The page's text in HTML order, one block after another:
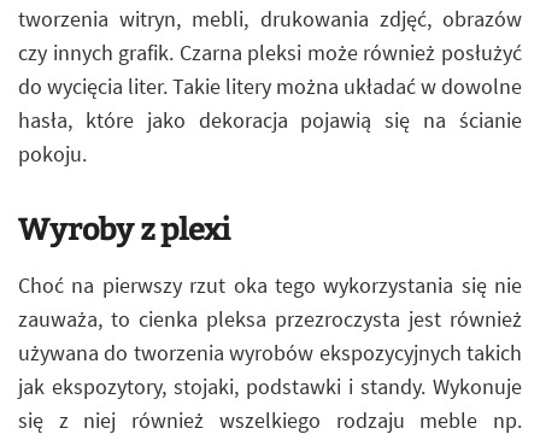
tworzenia witryn, mebli, drukowania zdjęć, obrazów
czy innych grafik. Czarna pleksi może również posłużyć
do wycięcia liter. Takie litery można układać w dowolne
hasła, które jako dekoracja pojawią się na ścianie
pokoju.
Wyroby z plexi
Choć na pierwszy rzut oka tego wykorzystania się nie
zauważa, to cienka pleksa przezroczysta jest również
używana do tworzenia wyrobów ekspozycyjnych takich
jak ekspozytory, stojaki, podstawki i standy. Wykonuje
się z niej również wszelkiego rodzaju meble np.